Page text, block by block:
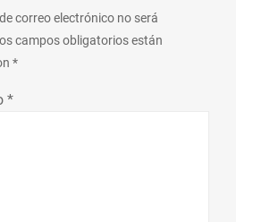
correo electrónico no será
campos obligatorios están
*
*